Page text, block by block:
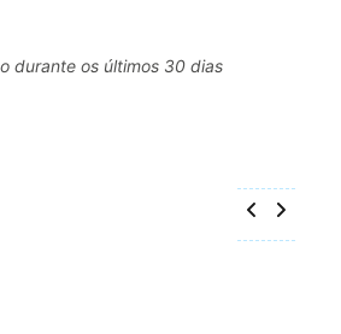
durante os últimos 30 dias